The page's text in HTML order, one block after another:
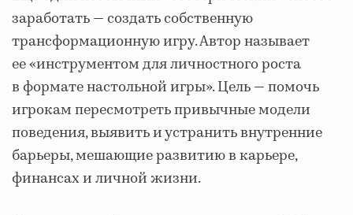
заработать — создать собственную
трансформационную игру. Автор называет
ее «инструментом для личностного роста
в формате настольной игры». Цель — помочь
игрокам пересмотреть привычные модели
поведения, выявить и устранить внутренние
барьеры, мешающие развитию в карьере,
финансах и личной жизни.